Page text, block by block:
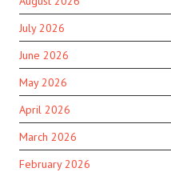
July 2026
June 2026
May 2026
April 2026
March 2026
February 2026